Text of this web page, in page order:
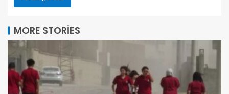
MORE STORIES